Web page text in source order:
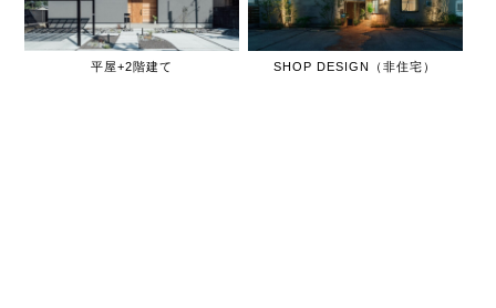
平屋+2階建て SHOP DESIGN（非住宅）